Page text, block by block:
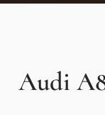
Audi